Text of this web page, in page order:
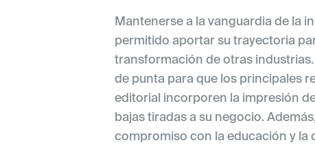
Mantenerse a la vanguardia de la
permitido aportar su trayectoria
transformación de otras
de punta para que los principales
editorial incorporen la impresión
bajas tiradas a su negocio.
compromiso con la educación y la